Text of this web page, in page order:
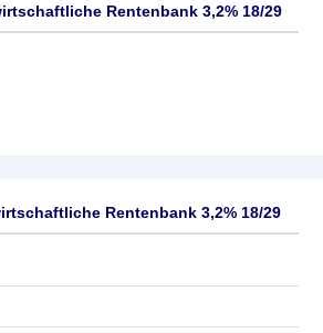
Rentenbank 3,2% 18/29
Rentenbank 3,2% 18/29